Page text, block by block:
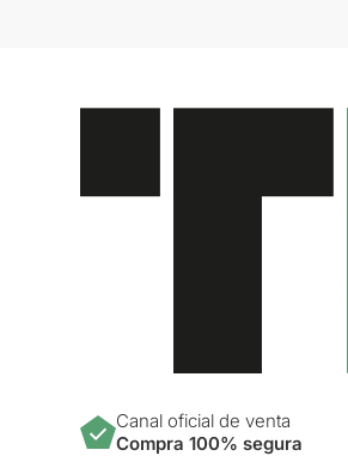
Canal oficial de venta
Compra 100% segura